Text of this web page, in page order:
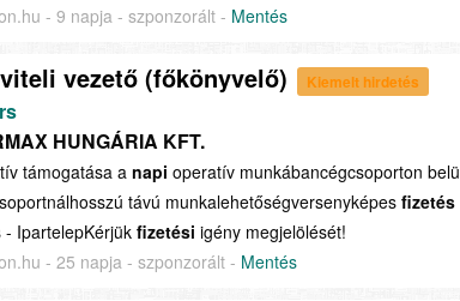
- 9 napja - szponzorált - Mentés
vezető (főkönyvelő) Kiemelt hirdetés
HUNGÁRIA KFT.
támogatása a napi operatív munkábancégcsoporton
távú munkalehetőségversenyképesfizetés
- IpartelepKérjük fizetési igény megjelölését!
- 25 napja - szponzorált - Mentés